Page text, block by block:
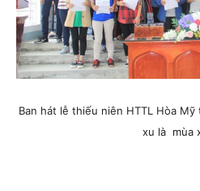
Ban hát lễ thiếu niên HTTL Hòa
xu là mùa